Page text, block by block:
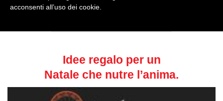
Idee regalo per un
Natale che nutre l’anima.
acconsenti all’uso dei cookie.